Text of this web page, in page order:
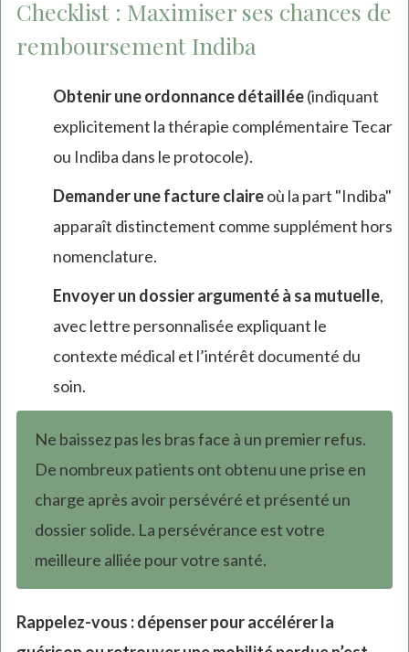
Checklist : Maximiser ses chances de
remboursement Indiba
Obtenir une ordonnance détaillée(indiquant
explicitement la thérapie complémentaire Tecar
ou Indiba dans le protocole).
Demander une facture claireoù la part "Indiba"
apparaît distinctement comme supplément hors
nomenclature.
Envoyer un dossier argumenté à sa mutuelle,
avec lettre personnalisée expliquant le
contexte médical et l’intérêt documenté du
soin.
Ne baissez pas les bras face à un premier refus.
De nombreux patients ont obtenu une prise en
charge après avoir persévéré et présenté un
dossier solide. La persévérance est votre
meilleure alliée pour votre santé.
Rappelez-vous : dépenser pour accélérer la